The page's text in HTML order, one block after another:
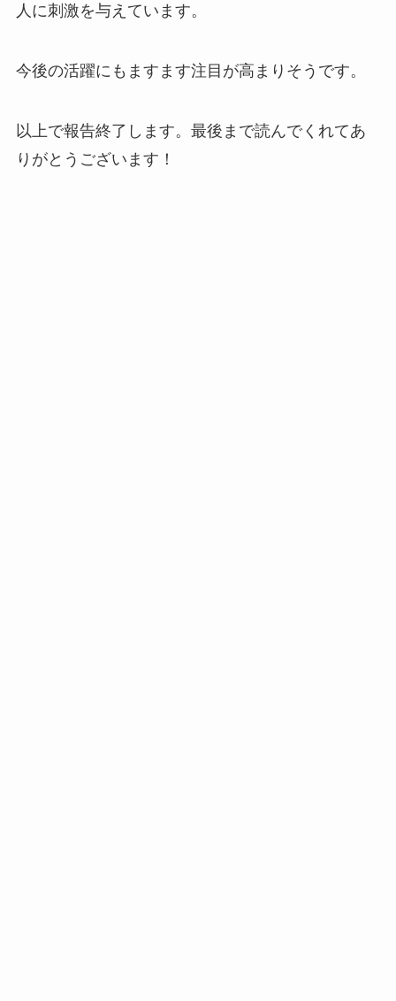
人に刺激を与えています。
今後の活躍にもますます注目が高まりそうです。
以上で報告終了します。最後まで読んでくれてあ
りがとうございます！